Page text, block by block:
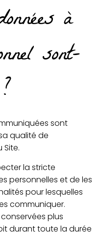
à
sont-
sont
qualité de
la stricte
personnelles et de les
pour lesquelles
communiquer.
plus
durant toute la durée